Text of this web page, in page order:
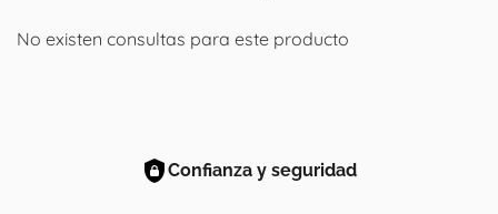
No existen consultas para este producto
Confianza y seguridad